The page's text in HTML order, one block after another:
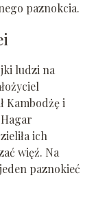
paznokcia.
ludzi na
Kambodżę i
ich
więź. Na
paznokieć